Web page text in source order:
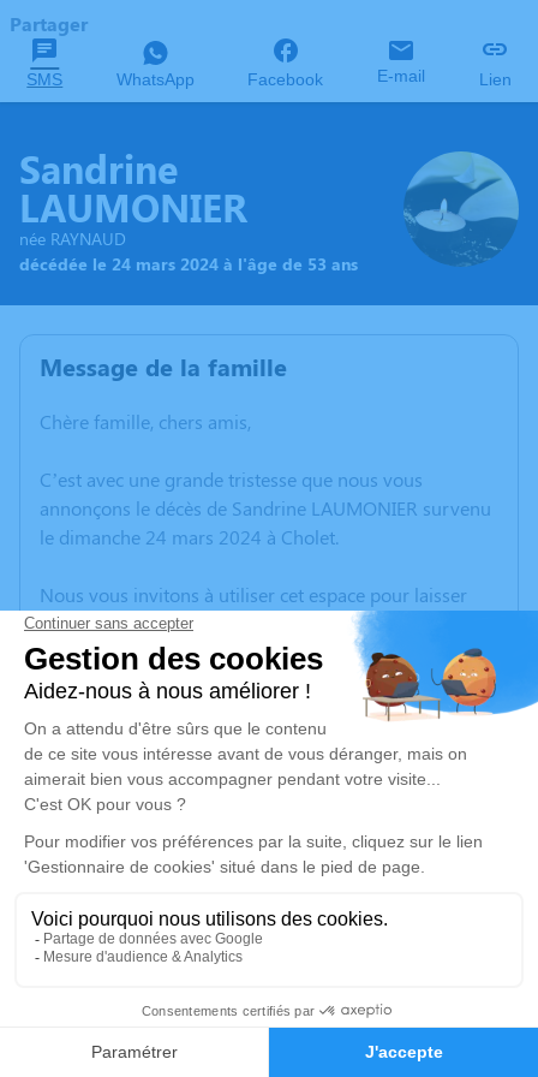
Faire-part Hommages
Partager
SMS WhatsApp Facebook E-mail Lien
Sandrine
LAUMONIER
née RAYNAUD
décédée le 24 mars 2024 à l'âge de 53 ans
Message de la famille
Chère famille, chers amis,
C’est avec une grande tristesse que nous vous
annonçons le décès de Sandrine LAUMONIER survenu
le dimanche 24 mars 2024 à Cholet.
Nous vous invitons à utiliser cet espace pour laisser
vos condoléances, partager des photos souvenirs, une
anecdote ou exprimer vos pensées à travers des
poèmes ou des textes. Cet endroit est un lieu
d'expression dédié à honorer la mémoire de Sandrine
LAUMONIER.
Un service de plantation d’arbre hommage est
disponible ici
Cérémonie religieuse
Église Saint Etienne de Villebret
03310 Villebret